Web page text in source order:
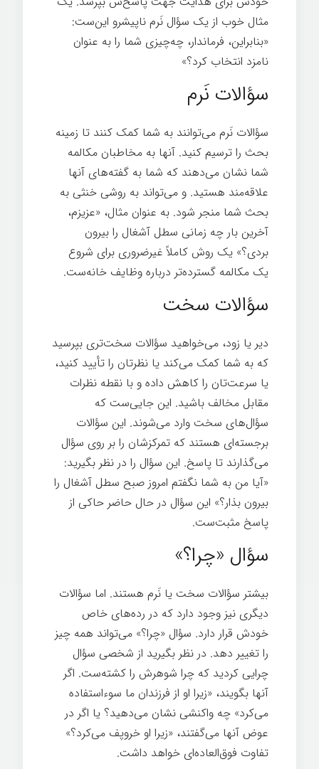
مثال خوب از یک سؤال نَرم ناپیشرو این‌ست:
«بنابراین، فرماندار، چه‌چیزی شما را به عنوان
نامزد انتخاب کرد؟»
سؤالات نَرم
سؤالات نَرم می‌توانند به شما کمک کنند تا زمینه
بحث را ترسیم کنید. آنها به مخاطبان مکالمه
شما نشان می‌دهند که شما به گفته‌های آنها
علاقه‌مند هستید. و می‌تواند به روشی خنثی به
بحث شما منجر شود. به عنوان مثال، «عزیزم،
آخرین بار چه زمانی سطل آشغال را بیرون
بردی؟» یک روش کاملاً غیرضروری برای شروع
یک مکالمه گسترده‌تر درباره وظایف خانه‌ست.
سؤالات سخت‌
دیر یا زود، می‌خواهید سؤالات سخت‌تری بپرسید
که به شما کمک می‌کند یا نظرتان را تأیید کنید،
یا سرعت‌تان را کاهش داده و با نقطه نظرات
مقابل مخالف باشید. این جایی‌ست که
سؤال‌های سخت وارد می‌شوند. این سؤالات
برجسته‌ای هستند که تمرکزشان را بر روی سؤال
می‌گذارند تا پاسخ. این سؤال را در نظر بگیرید:
«آیا من به شما نگفتم امروز صبح سطل آشغال را
بیرون بذار؟» این سؤال در حال حاضر حاکی از
پاسخ مثبت‌ست.
سؤال «چرا؟»
بیشتر سؤالات سخت یا نَرم هستند. اما سؤالات
دیگری نیز وجود دارد که در رده‌های خاص
خودش قرار دارد. سؤال «چرا؟» می‌تواند همه چیز
را تغییر دهد. در نظر بگیرید از شخصی سؤال
چرایی کردید که چرا شوهرش را کشته‌ست. اگر
آنها بگویند، «زیرا او از فرزندان ما سوءاستفاده
می‌کرد» چه واکنشی نشان می‌دهید؟ یا اگر در
عوض آنها می‌گفتند، «زیرا او خروپف می‌کرد؟»
تفاوت فوق‌العاده‌ای خواهد داشت.